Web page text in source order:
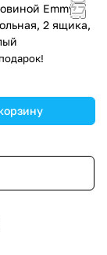
Emmy
2 ящика,